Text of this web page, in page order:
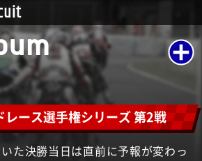
ース選手権シリーズ 第2戦
た決勝当日は直前に予報が変わっ